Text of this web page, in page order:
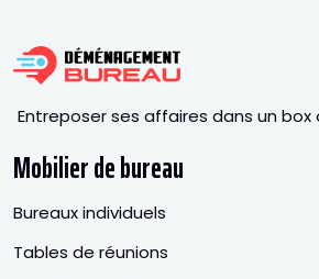
Entreposer ses affaires dans un
Mobilier de bureau
Bureaux individuels
Tables de réunions